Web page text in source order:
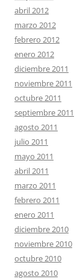
abril 2012
marzo 2012
febrero 2012
enero 2012
diciembre 2011
noviembre 2011
octubre 2011
septiembre 2011
agosto 2011
julio 2011
mayo 2011
abril 2011
marzo 2011
febrero 2011
enero 2011
diciembre 2010
noviembre 2010
octubre 2010
agosto 2010